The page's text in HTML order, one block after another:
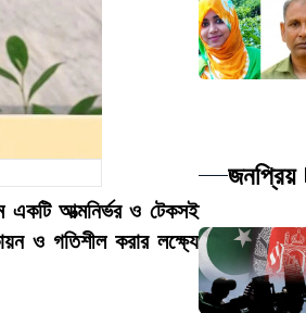
একটি আত্মনির্ভর ও টেকসই
ও গতিশীল করার লক্ষ্যে
জনপ্রিয়